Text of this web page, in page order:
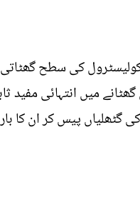
کی سطح گھٹاتی
میں انتہائی مفید
کے لئے 42 عجوہ کھجوروں کی